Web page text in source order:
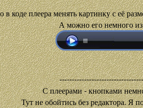
коде плеера менять картинку с её
А можно его немного
С плеерами - кнопками
Тут не обойтись без редактора. Я